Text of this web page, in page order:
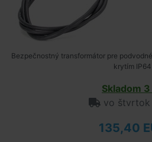
Bezpečnostný transformátor pre
krytím IP64
Skladom 3
vo štvrtok
135,40